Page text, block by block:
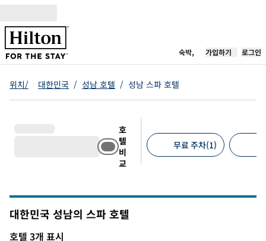
숙박, 새 탭 열림
가입하기 로그인
위치/ 대한민국 / 성남 호텔 / 성남 스파 호텔
호
텔
비
교
무료 주차(1)
대한민국 성남의 스파 호텔
호텔 3개 표시